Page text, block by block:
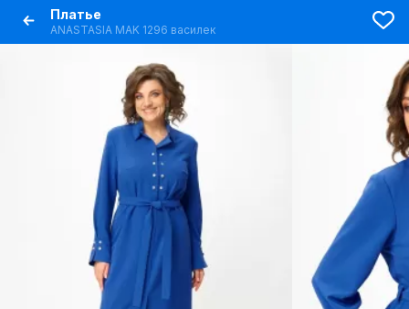
Платье
ANASTASIA MAK 1296 василек